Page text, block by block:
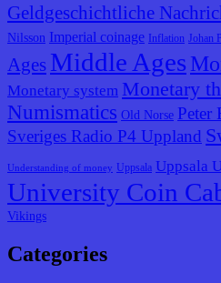
Geldgeschichtliche
Nilsson Imperial coinage Inflation Johan
Ages Middle Ages
Monetary system Monetary
Numismatics Old Norse Peter
Sveriges Radio P4 Uppland
Understanding of money Uppsala Uppsala
University Coin
Vikings
Categories